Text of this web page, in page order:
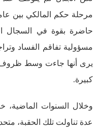
حاضرة بقوة في السجال
مسؤولية تفاقم الفساد
يرى أنها جاءت وسط ظروف
كبيرة.
وخلال السنوات الماضية،
عدة تناولت تلك الحقبة،